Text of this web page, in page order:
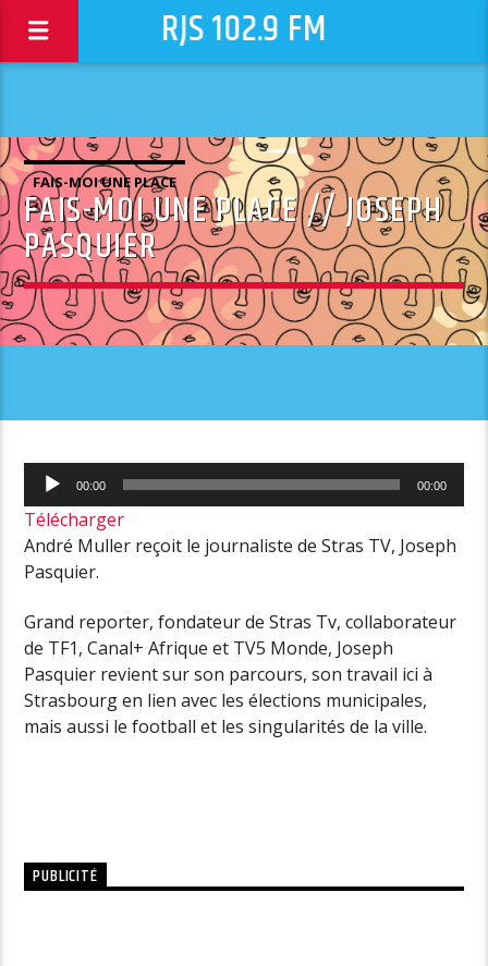
RJS 102.9 FM
FAIS-MOI UNE PLACE
FAIS-MOI UNE PLACE // JOSEPH
PASQUIER
Lecteur
audio
00:00 00:00
Télécharger
André Muller reçoit le journaliste de Stras TV, Joseph
Pasquier.
Grand reporter, fondateur de Stras Tv, collaborateur
de TF1, Canal+ Afrique et TV5 Monde, Joseph
Pasquier revient sur son parcours, son travail ici à
Strasbourg en lien avec les élections municipales,
mais aussi le football et les singularités de la ville.
PUBLICITÉ